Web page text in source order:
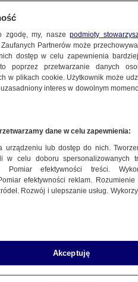
szkody w Ustce.
ranne po burzach. "W
jakby ktoś wiadrami wodę
wirowały u wybrzeży
zgodę, my, naszepodmioty
Partnerów może
dostęp w celu zapewnienia
poprzez przetwarzanie danych
w plikach cookie. Użytkownik może
interes w dowolnym
dane w celu zapewnienia:
urządzeniu lub dostęp do nich.
w celu doboru spersonalizowanych
Pomiar efektywności treści.
efektywności reklam.
Rozwój i ulepszanie usług.
Akceptuję